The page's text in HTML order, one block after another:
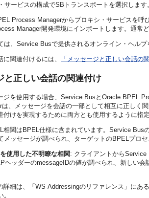
サービスの構成でSBトランスポートを選択します
Process Managerからプロキシ・サービスを
Manager開発環境にインポートします。通常
は、Service Busで提供されるオンライン・ヘル
関連付けるには、 「メッセージと正しい会話の
と正しい会話の関連付け
ジを使用する場合、Service BusとOracle BPEL
、メッセージを会話の一部として相互に正しく
付けを実現するために両方とも使用するように指
相関はBPEL仕様に含まれています。Service Bus
メッセージが調べられ、ターゲットのBPELプロ
使用した不明瞭な相関: クライアントから
ヘッダーのmessageIDの値が調べられ、新しい
詳細は、「WS-Addressingのリファレンス」にある